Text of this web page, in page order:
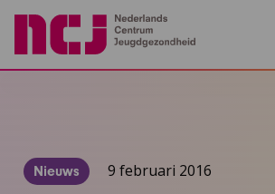
Nieuws 9 februari 2016